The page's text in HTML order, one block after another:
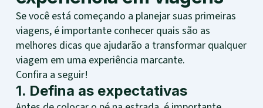
Se você está começando a planejar suas primeiras
viagens, é importante conhecer quais são as
melhores dicas que ajudarão a transformar qualquer
viagem em uma experiência marcante.
Confira a seguir!
1. Defina as expectativas